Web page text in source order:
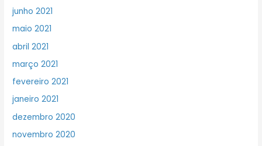
junho 2021
maio 2021
abril 2021
março 2021
fevereiro 2021
janeiro 2021
dezembro 2020
novembro 2020